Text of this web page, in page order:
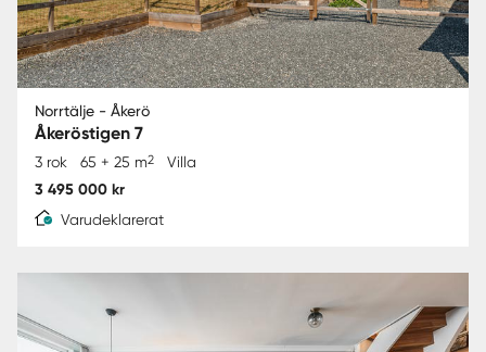
Norrtälje - Åkerö
Åkeröstigen 7
3 rok 65 + 25 m2 Villa
3 495 000 kr
Varudeklarerat